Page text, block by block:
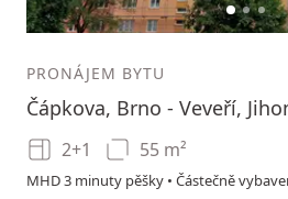
12 3
PRONÁJEM BYTU
Čápkova, Brno - Veveří,
2+1 55 m²
MHD 3 minuty pěšky • Částečně